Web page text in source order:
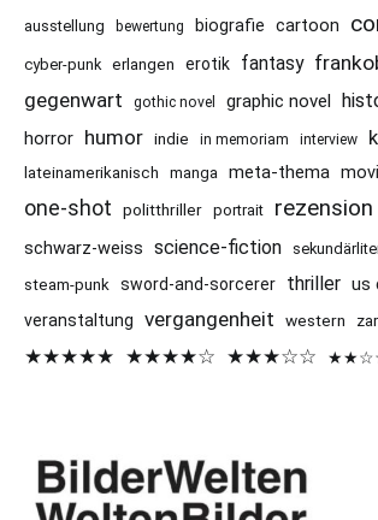
ausstellung bewertung biografie cartoon
cyber-punk erlangen erotik fantasy
gegenwart gothic novel graphic novel
horror humor indie in memoriam interview
lateinamerikanisch manga meta-thema
one-shot politthriller portrait rezension
schwarz-weiss science-fiction
steam-punk sword-and-sorcerer thriller us
veranstaltung vergangenheit western
★★★★★ ★★★★☆ ★★★☆☆